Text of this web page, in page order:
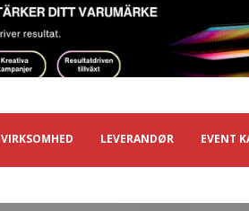
VIRKSOMHED LEVERANDØR EVENT